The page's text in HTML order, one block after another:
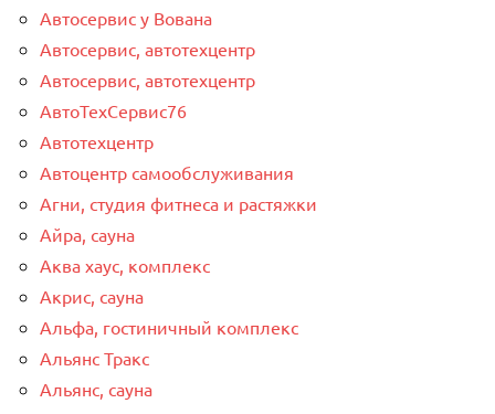
Автосервис у Вована
Автосервис, автотехцентр
Автосервис, автотехцентр
АвтоТехСервис76
Автотехцентр
Автоцентр самообслуживания
Агни, студия фитнеса и растяжки
Айра, сауна
Аква хаус, комплекс
Акрис, сауна
Альфа, гостиничный комплекс
Альянс Тракс
Альянс, сауна